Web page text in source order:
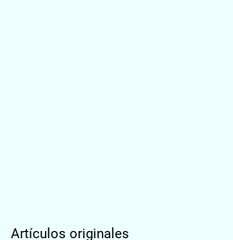
Artículos originales